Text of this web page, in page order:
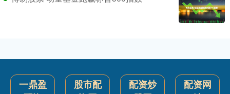
一鼎盈
股市配
配资炒
配资网